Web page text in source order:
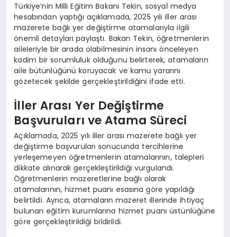
Türkiye’nin Milli Eğitim Bakanı Tekin, sosyal medya
hesabından yaptığı açıklamada, 2025 yılı iller arası
mazerete bağlı yer değiştirme atamalarıyla ilgili
önemli detayları paylaştı. Bakan Tekin, öğretmenlerin
aileleriyle bir arada olabilmesinin insanı önceleyen
kadim bir sorumluluk olduğunu belirterek, atamaların
aile bütünlüğünü koruyacak ve kamu yararını
gözetecek şekilde gerçekleştirildiğini ifade etti.
İller Arası Yer Değiştirme
Başvuruları ve Atama Süreci
Açıklamada, 2025 yılı iller arası mazerete bağlı yer
değiştirme başvuruları sonucunda tercihlerine
yerleşemeyen öğretmenlerin atamalarının, talepleri
dikkate alınarak gerçekleştirildiği vurgulandı.
Öğretmenlerin mazeretlerine bağlı olarak
atamalarının, hizmet puanı esasına göre yapıldığı
belirtildi. Ayrıca, atamaların mazeret illerinde ihtiyaç
bulunan eğitim kurumlarına hizmet puanı üstünlüğüne
göre gerçekleştirildiği bildirildi.